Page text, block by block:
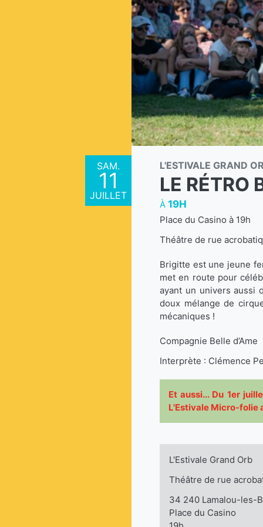
SAM.
11
JUILLET
L'ESTIVALE GRAND
LE RÉTRO
À 19H
Place du Casino à 19h
Théâtre de rue
Brigitte est une jeune
met en route pour
ayant un univers aussi
doux mélange de
mécaniques !
Compagnie Belle d’Ame
Interprète : Clémence
Et aussi... Du 1er
L'Estivale Micro-folie
L'Estivale Grand Orb
Théâtre de rue
34 240 Lamalou-les-
Place du Casino